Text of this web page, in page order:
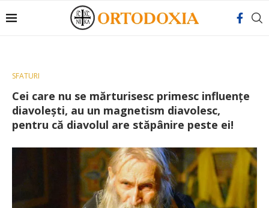
SFATURI
Cei care nu se mărturisesc primesc influențe
diavolești, au un magnetism diavolesc,
pentru că diavolul are stăpânire peste ei!